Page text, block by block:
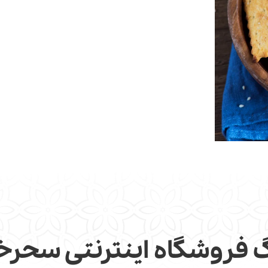
فروشگاه اینترنتی